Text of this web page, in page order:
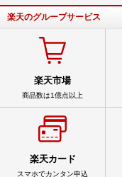
楽天のグループサービス
楽天市場
商品数は1億点以上
楽天カード
スマホでカンタン申込